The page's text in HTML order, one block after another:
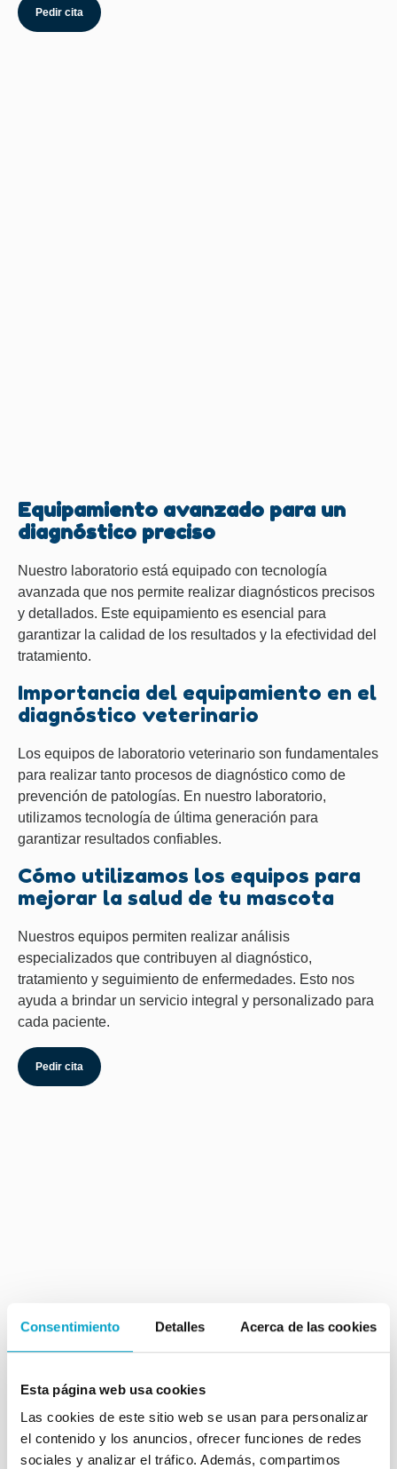
Consentimiento Detalles Acerca de las cookies
Esta página web usa cookies
Las cookies de este sitio web se usan para personalizar
el contenido y los anuncios, ofrecer funciones de redes
sociales y analizar el tráfico. Además, compartimos
Pedir cita
Equipamiento avanzado para un
diagnóstico preciso
Nuestro laboratorio está equipado con tecnología
avanzada que nos permite realizar diagnósticos precisos
y detallados. Este equipamiento es esencial para
garantizar la calidad de los resultados y la efectividad del
tratamiento.
Importancia del equipamiento en el
diagnóstico veterinario
Los equipos de laboratorio veterinario son fundamentales
para realizar tanto procesos de diagnóstico como de
prevención de patologías. En nuestro laboratorio,
utilizamos tecnología de última generación para
garantizar resultados confiables.
Cómo utilizamos los equipos para
mejorar la salud de tu mascota
Nuestros equipos permiten realizar análisis
especializados que contribuyen al diagnóstico,
tratamiento y seguimiento de enfermedades. Esto nos
ayuda a brindar un servicio integral y personalizado para
cada paciente.
Pedir cita